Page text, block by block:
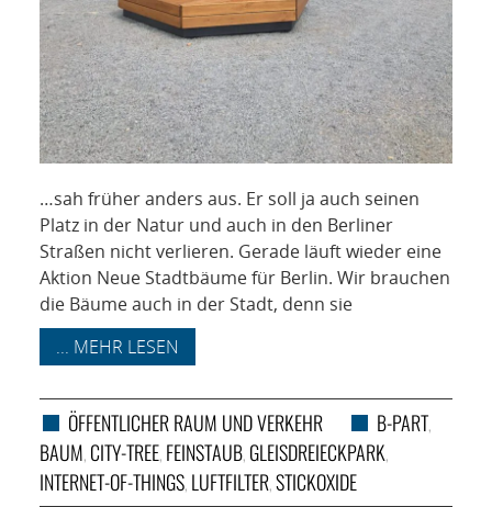
…sah früher anders aus. Er soll ja auch seinen
Platz in der Natur und auch in den Berliner
Straßen nicht verlieren. Gerade läuft wieder eine
Aktion Neue Stadtbäume für Berlin. Wir brauchen
die Bäume auch in der Stadt, denn sie
... MEHR LESEN
ÖFFENTLICHER RAUM UND VERKEHR B-PART,
BAUM, CITY-TREE, FEINSTAUB, GLEISDREIECKPARK,
INTERNET-OF-THINGS, LUFTFILTER,STICKOXIDE